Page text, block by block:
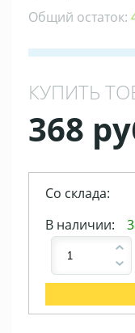
Общий остаток:
КУПИТЬ
368
Со склада:
В наличии: